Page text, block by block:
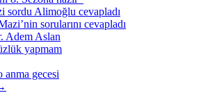
sordu Alimoğlu cevapladı
sorularını cevapladı
Adem Aslan
yapmam
anma gecesi